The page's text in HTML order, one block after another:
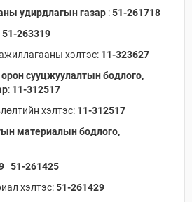
удирдлагын газар :51-261718
51-263319
хэлтэс: 11-323627
орон сууцжуулалтын бодлого,
: 11-312517
хэлтэс: 11-312517
материалын бодлого,
51-261425
хэлтэс:51-261429